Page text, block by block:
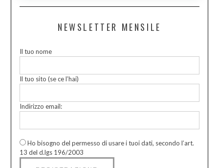
NEWSLETTER MENSILE
Il tuo nome
Il tuo sito (se ce l’hai)
Indirizzo email:
Ho bisogno del permesso di usare i tuoi dati, secondo l’art.
13 del d.lgs 196/2003